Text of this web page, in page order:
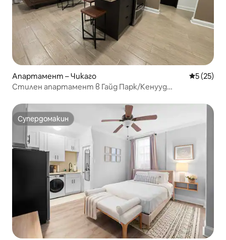
Апартамент – Чикаго Средна
5 (25)
Стилен апартамент в Гайд Парк/Кенууд
Супердомакин
Супердомакин